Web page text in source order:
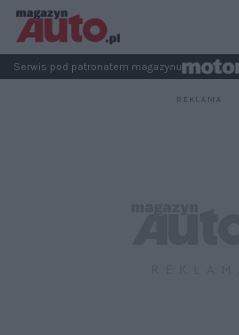
Serwis pod patronatem magazynu